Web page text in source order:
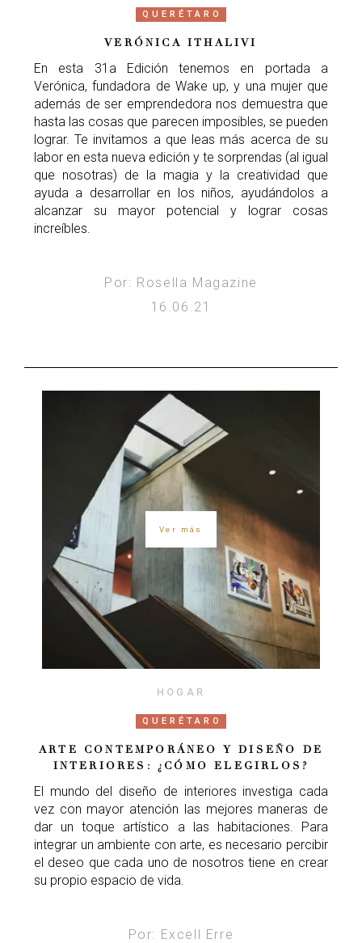
QUERÉTARO
VERÓNICA ITHALIVI
En esta 31a Edición tenemos en portada a
Verónica, fundadora de Wake up, y una mujer que
además de ser emprendedora nos demuestra que
hasta las cosas que parecen imposibles, se pueden
lograr. Te invitamos a que leas más acerca de su
labor en esta nueva edición y te sorprendas (al igual
que nosotras) de la magia y la creatividad que
ayuda a desarrollar en los niños, ayudándolos a
alcanzar su mayor potencial y lograr cosas
increíbles.
Por: Rosella Magazine
16.06.21
Ver más
HOGAR
QUERÉTARO
ARTE CONTEMPORÁNEO Y DISEÑO DE
INTERIORES: ¿CÓMO ELEGIRLOS?
El mundo del diseño de interiores investiga cada
vez con mayor atención las mejores maneras de
dar un toque artístico a las habitaciones. Para
integrar un ambiente con arte, es necesario percibir
el deseo que cada uno de nosotros tiene en crear
su propio espacio de vida.
Por: Excell Erre